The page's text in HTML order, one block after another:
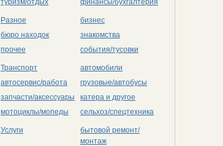
туризм/отдых
финансы/бухгалтерия
Разное
бизнес
бюро находок
знакомства
прочее
события/тусовки
Транспорт
автомобили
автосервис/работа
грузовые/автобусы
запчасти/аксессуары
катера и другое
мотоциклы/мопеды
сельхоз/cпецтехника
Услуги
бытовой ремонт/
монтаж